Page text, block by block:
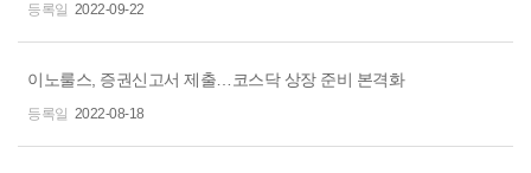
2022-09-22
이노룰스, 증권신고서 제출…코스닥 상장 준비 본격화
2022-08-18